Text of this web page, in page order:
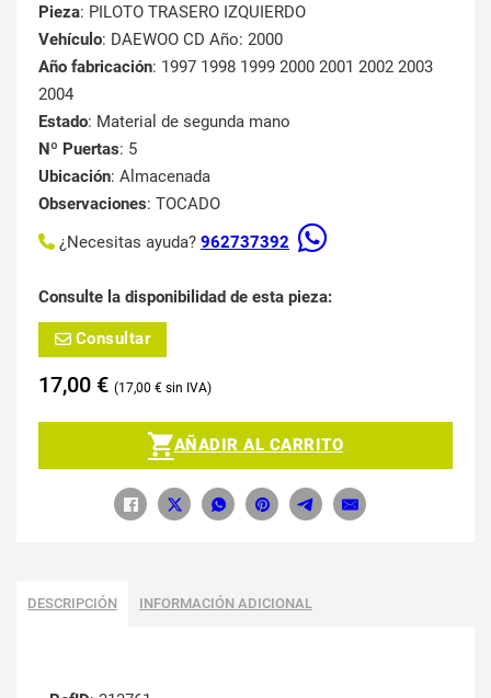
Pieza: PILOTO TRASERO IZQUIERDO
Vehículo: DAEWOO CD Año: 2000
Año fabricación: 1997 1998 1999 2000 2001 2002 2003
2004
Estado: Material de segunda mano
Nº Puertas: 5
Ubicación: Almacenada
Observaciones: TOCADO
¿Necesitas ayuda? 962737392
Consulte la disponibilidad de esta pieza:
Consultar
17,00 € 17,00 €
AÑADIR AL CARRITO
DESCRIPCIÓN INFORMACIÓN ADICIONAL